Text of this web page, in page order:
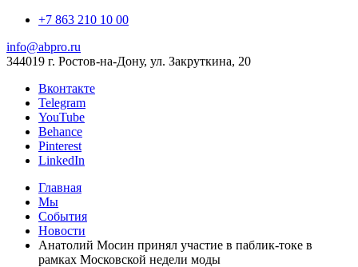
+7 863 210 10 00
info@abpro.ru
344019 г. Ростов-на-Дону, ул. Закруткина, 20
Вконтакте
Telegram
YouTube
Behance
Pinterest
LinkedIn
Главная
Мы
События
Новости
Анатолий Мосин принял участие в паблик-токе в
рамках Московской недели моды